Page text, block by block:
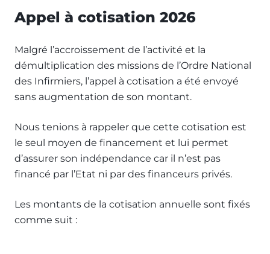
Appel à cotisation 2026
Malgré l’accroissement de l’activité et la
démultiplication des missions de l’Ordre National
des Infirmiers, l’appel à cotisation a été envoyé
sans augmentation de son montant.
Nous tenions à rappeler que cette cotisation est
le seul moyen de financement et lui permet
d’assurer son indépendance car il n’est pas
financé par l’Etat ni par des financeurs privés.
Les montants de la cotisation annuelle sont fixés
comme suit :